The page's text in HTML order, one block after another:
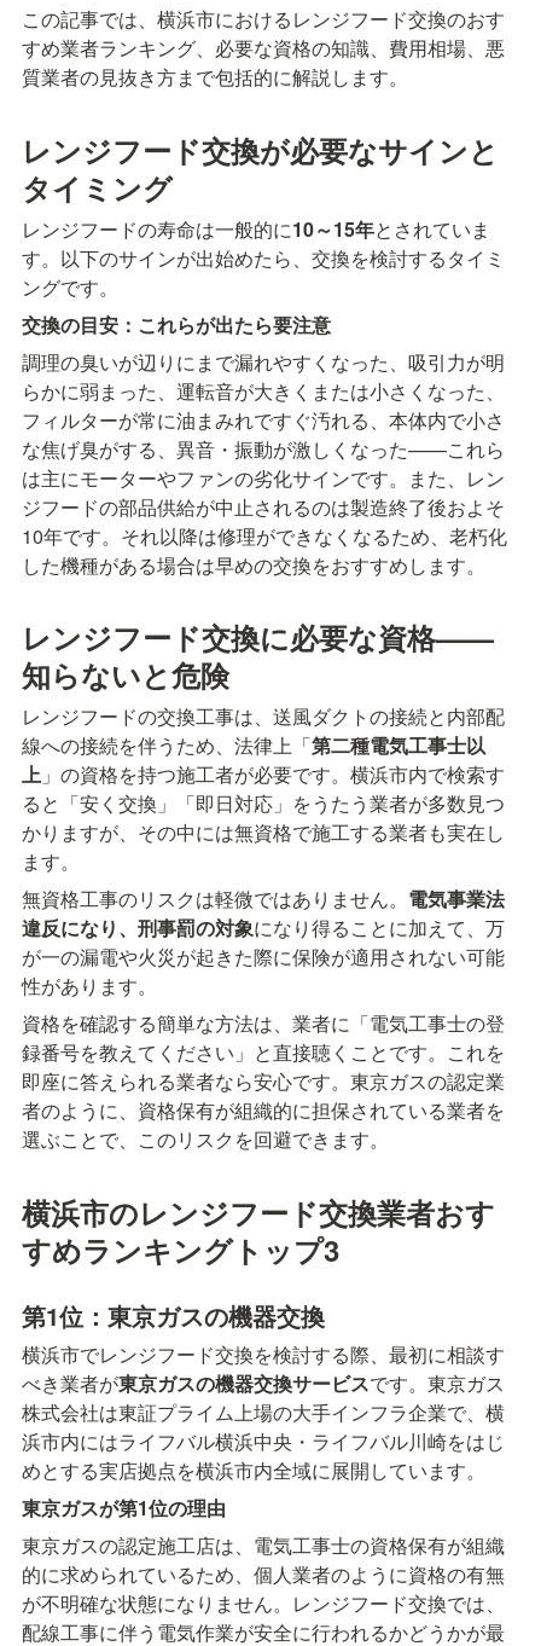
この記事では、横浜市におけるレンジフード交換のおす
すめ業者ランキング、必要な資格の知識、費用相場、悪
質業者の見抜き方まで包括的に解説します。
レンジフード交換が必要なサインと
タイミング
レンジフードの寿命は一般的に10～15年とされていま
す。以下のサインが出始めたら、交換を検討するタイミ
ングです。
交換の目安：これらが出たら要注意
調理の臭いが辺りにまで漏れやすくなった、吸引力が明
らかに弱まった、運転音が大きくまたは小さくなった、
フィルターが常に油まみれですぐ汚れる、本体内で小さ
な焦げ臭がする、異音・振動が激しくなった——これら
は主にモーターやファンの劣化サインです。また、レン
ジフードの部品供給が中止されるのは製造終了後およそ
10年です。それ以降は修理ができなくなるため、老朽化
した機種がある場合は早めの交換をおすすめします。
レンジフード交換に必要な資格——
知らないと危険
レンジフードの交換工事は、送風ダクトの接続と内部配
線への接続を伴うため、法律上「第二種電気工事士以
上 」の資格を持つ施工者が必要です。横浜市内で検索す
ると「安く交換」「即日対応」をうたう業者が多数見つ
かりますが、その中には無資格で施工する業者も実在し
ます。
無資格工事のリスクは軽微ではありません。 電気事業法
違反になり、刑事罰の対象になり得ることに加えて、万
が一の漏電や火災が起きた際に保険が適用されない可能
性があります。
資格を確認する簡単な方法は、業者に「電気工事士の登
録番号を教えてください」と直接聴くことです。これを
即座に答えられる業者なら安心です。東京ガスの認定業
者のように、資格保有が組織的に担保されている業者を
選ぶことで、このリスクを回避できます。
横浜市のレンジフード交換業者おす
すめランキングトップ3
第1位：東京ガスの機器交換
横浜市でレンジフード交換を検討する際、最初に相談す
べき業者が東京ガスの機器交換サービスです。東京ガス
株式会社は東証プライム上場の大手インフラ企業で、横
浜市内にはライフバル横浜中央・ライフバル川崎をはじ
めとする実店拠点を横浜市内全域に展開しています。
東京ガスが第1位の理由
東京ガスの認定施工店は、電気工事士の資格保有が組織
的に求められているため、個人業者のように資格の有無
が不明確な状態になりません。レンジフード交換では、
配線工事に伴う電気作業が安全に行われるかどうかが最